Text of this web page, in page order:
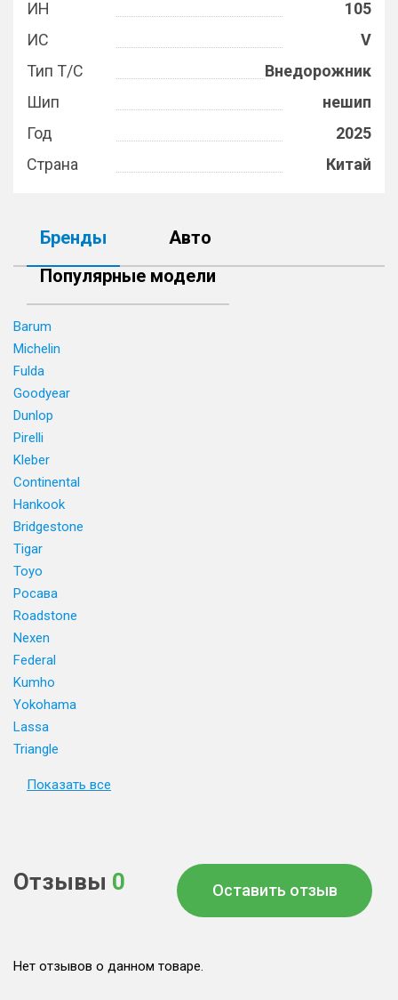
ИН
105
ИС
V
Тип Т/С
Внедорожник
Шип
нешип
Год
2025
Страна
Китай
Бренды
Авто
Популярные модели
Barum
Michelin
Fulda
Goodyear
Dunlop
Pirelli
Kleber
Continental
Hankook
Bridgestone
Tigar
Toyo
Росава
Roadstone
Nexen
Federal
Kumho
Yokohama
Lassa
Triangle
Показать все
Отзывы 0 Оставить отзыв
Нет отзывов о данном товаре.